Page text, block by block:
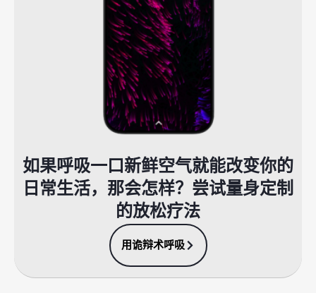
如果呼吸一口新鲜空气就能改变你的
日常生活，那会怎样？尝试量身定制
的放松疗法
用诡辩术呼吸